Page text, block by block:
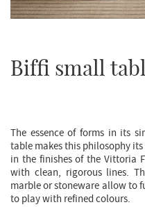
Biffi small
The essence of forms in its
table makes this philosophy
in the finishes of the Vittoria
with clean, rigorous lines.
marble or stoneware allow to
to play with refined colours.